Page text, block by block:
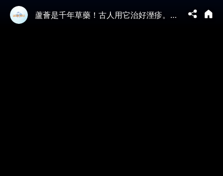
蘆薈是千年草藥！古人用它治好溼疹。高溫曬傷發紅統統跑出來？退紅止痛超有感。天然保溼精華液，增生這1寶，修復撫紋助膨潤。這樣吃，改善胃潰瘍，緩解1便秘。注意！這2種人不宜吃｜胡乃文開講Dr.HU_258